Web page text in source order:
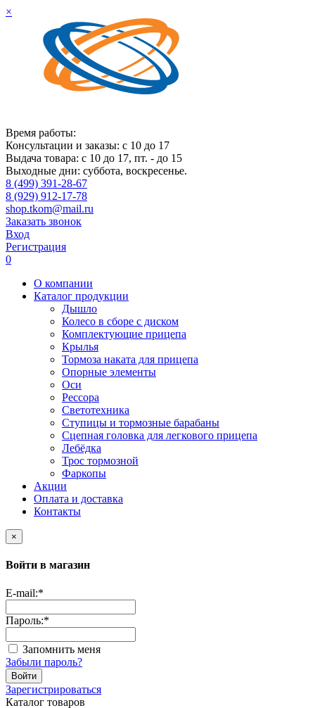
×
Время работы:
Консультации и заказы: с 10 до 17
Выдача товара: с 10 до 17, пт. - до 15
Выходные дни: суббота, воскресенье.
8 (499) 391-28-67
8 (929) 912-17-78
shop.tkom@mail.ru
Заказать звонок
Вход
Регистрация
0
О компании
Каталог продукции
Дышло
Колесо в сборе с диском
Комплектующие прицепа
Крылья
Тормоза наката для прицепа
Опорные элементы
Оси
Рессора
Светотехника
Ступицы и тормозные барабаны
Сцепная головка для легкового прицепа
Лебёдка
Трос тормозной
Фаркопы
Акции
Оплата и доставка
Контакты
×
Войти в магазин
E-mail:*
Пароль:*
Запомнить меня
Забыли пароль?
Войти
Зарегистрироваться
Каталог товаров